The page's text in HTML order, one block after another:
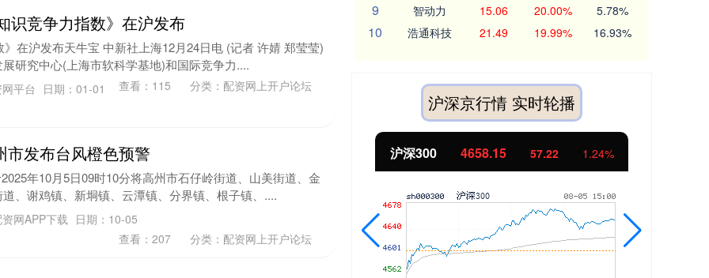
识竞争力指数》在沪发布
在沪发布天牛宝 中新社上海12月24日电 (记者 许婧 郑莹莹)
研究中心(上海市软科学基地)和国际竞争力....
平台 日期：01-01 查看： 115 分类： 配资网上开户论坛
发布台风橙色预警
年10月5日09时10分将高州市石仔岭街道、山美街道、金
、谢鸡镇、新垌镇、云潭镇、分界镇、根子镇、....
网APP下载 日期：10-05
查看： 207 分类： 配资网上开户论坛
9 智动力 15.06 20.00% 5.78%
10 浩通科技 21.49 19.99% 16.93%
沪深京行情 实时轮播
沪深300 北证50 1119.46 25.97 2.38%